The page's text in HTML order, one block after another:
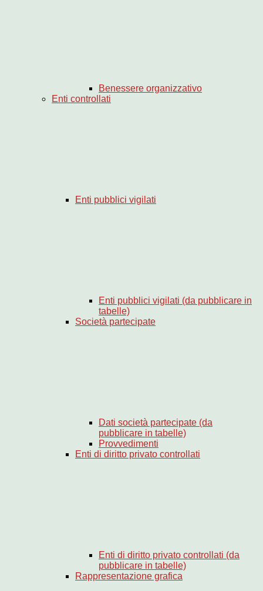
Benessere organizzativo
Enti controllati
Enti pubblici vigilati
Enti pubblici vigilati (da pubblicare in
tabelle)
Società partecipate
Dati società partecipate (da
pubblicare in tabelle)
Provvedimenti
Enti di diritto privato controllati
Enti di diritto privato controllati (da
pubblicare in tabelle)
Rappresentazione grafica